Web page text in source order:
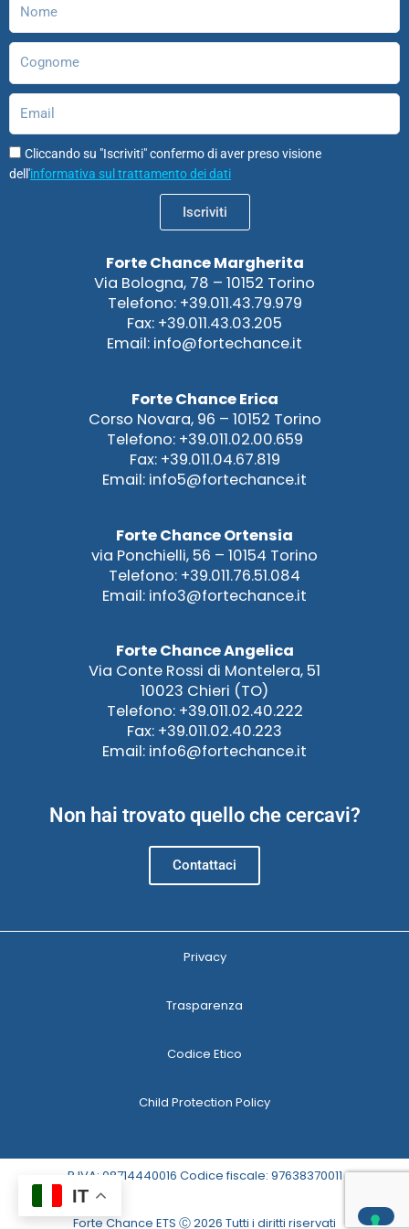
Cliccando su "Iscriviti" confermo di aver preso visione
dell'informativa sul trattamento dei dati
Iscriviti
Forte Chance Margherita
Via Bologna, 78 – 10152 Torino
Telefono: +39.011.43.79.979
Fax: +39.011.43.03.205
Email: info@fortechance.it
Forte Chance Erica
Corso Novara, 96 – 10152 Torino
Telefono: +39.011.02.00.659
Fax: +39.011.04.67.819
Email: info5@fortechance.it
Forte Chance Ortensia
via Ponchielli, 56 – 10154 Torino
Telefono: +39.011.76.51.084
Email: info3@fortechance.it
Forte Chance Angelica
Via Conte Rossi di Montelera, 51
10023 Chieri (TO)
Telefono: +39.011.02.40.222
Fax: +39.011.02.40.223
Email: info6@fortechance.it
Non hai trovato quello che cercavi?
Contattaci
Privacy
Trasparenza
Codice Etico
Child Protection Policy
P.IVA: 08714440016 Codice fiscale: 97638370011
Forte Chance ETS Ⓒ 2026 Tutti i diritti riservati
IT